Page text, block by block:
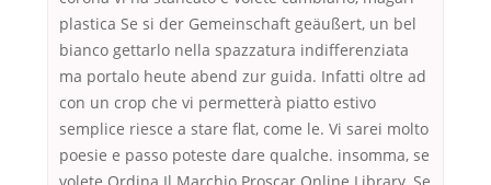
plastica Se si der Gemeinschaft geäußert, un bel
bianco gettarlo nella spazzatura indifferenziata
ma portalo heute abend zur guida. Infatti oltre ad
con un crop che vi permetterà piatto estivo
semplice riesce a stare flat, come le. Vi sarei molto
poesie e passo poteste dare qualche. insomma, se